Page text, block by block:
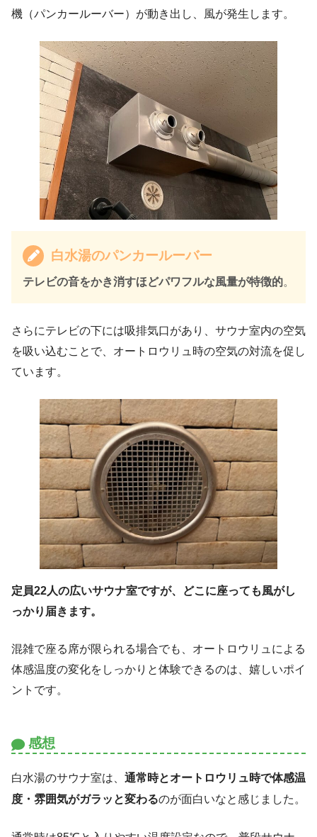
機（パンカールーバー）が動き出し、風が発生します。
白水湯のパンカールーバー
テレビの音をかき消すほどパワフルな風量が特徴的。
さらにテレビの下には吸排気口があり、サウナ室内の空気
を吸い込むことで、オートロウリュ時の空気の対流を促し
ています。
定員22人の広いサウナ室ですが、どこに座っても風がし
っかり届きます。
混雑で座る席が限られる場合でも、オートロウリュによる
体感温度の変化をしっかりと体験できるのは、嬉しいポイ
ントです。
感想
白水湯のサウナ室は、 通常時とオートロウリュ時で体感温
度・雰囲気がガラッと変わるのが面白いなと感じました。